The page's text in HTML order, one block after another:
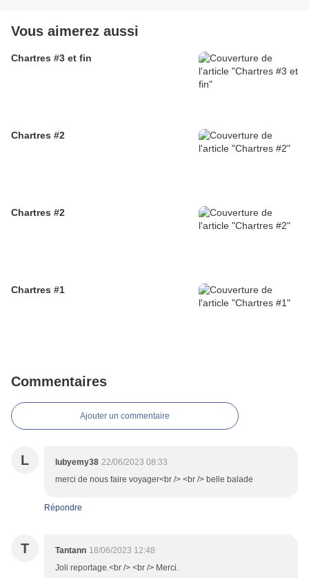
Vous aimerez aussi
Chartres #3 et fin
Chartres #2
Chartres #2
Chartres #1
Commentaires
Ajouter un commentaire
L lubyemy38 22/06/2023 08:33
merci de nous faire voyager<br /> <br /> belle balade
Répondre
T Tantann 18/06/2023 12:48
Joli reportage.<br /> <br /> Merci.